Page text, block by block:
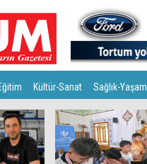
Kültür-Sanat Sağlık-Yaşam